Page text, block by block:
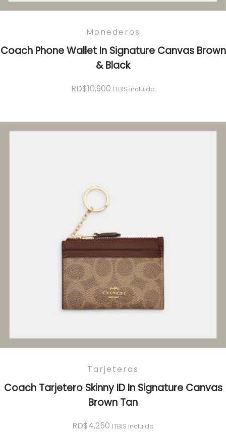
Monederos
Coach Phone Wallet In Signature Canvas Brown
& Black
RD$10,900 ITBIS incluido
Tarjeteros
Coach Tarjetero Skinny ID In Signature Canvas
Brown Tan
RD$4,250 ITBIS incluido